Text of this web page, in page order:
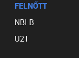
FELNŐTT
NBI B
U21